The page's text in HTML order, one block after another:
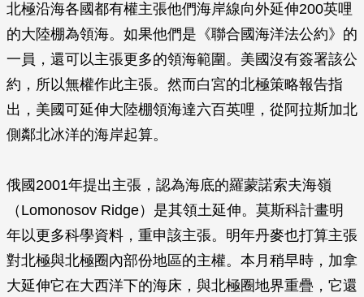
北極沿海各國都有權主張他們海岸線向外延伸200英哩
的大陸棚為領海。如果他們是《聯合國海洋法公約》的
一員，還可以主張更多的領海範圍。美國沒有簽署該公
約，所以無權作此主張。然而白宮的北極策略報告指
出，美國可延伸大陸棚領海達六百英哩，從阿拉斯加北
側鄰北冰洋的海岸起算。
俄國2001年提出主張，認為海底的羅蒙諾索夫海嶺
（Lomonosov Ridge）是其領土延伸。莫斯科計畫明
年以更多科學資料，重申該主張。明年丹麥也打算主張
對北極與北極圈內部份地區的主權。本月稍早時，加拿
大延伸它在大西洋下的海床，與北極圈地界重疊，它還